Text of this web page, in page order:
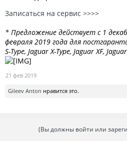
Записаться на сервис >>>>
* Предложение действует с 1
февраля 2019 года для
S-Type, Jaguar X-Type, Jaguar XF, Jaguar
21 фев 2019
Gileev Anton нравится это.
(Вы должны войти или